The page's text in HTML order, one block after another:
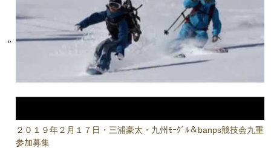
２０１９年２月１７日・三浦豪太・九州ﾓｰｸﾞﾙ＆banps競技会九重
参加募集